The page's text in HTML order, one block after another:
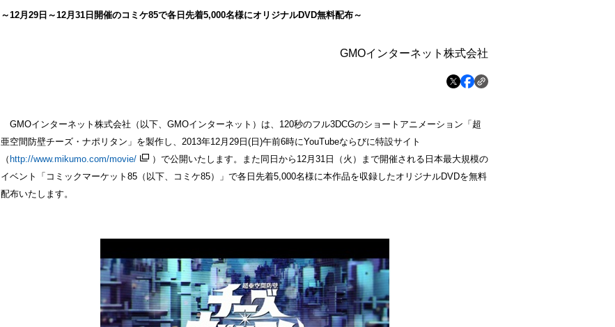
～12月29日～12月31日開催のコミケ85で各日先着5,000名様にオリジナルDVD無料配布～
GMOインターネット株式会社
GMOインターネット株式会社（以下、GMOインターネット）は、120秒のフル3DCGのショートアニメーション「超
亜空間防壁チーズ・ナポリタン」を製作し、2013年12月29日(日)午前6時にYouTubeならびに特設サイト
（ http://www.mikumo.com/movie/
）で公開いたします。また同日から12月31日（火）まで開催される日本最大規模の
イベント「コミックマーケット85（以下、コミケ85）」で各日先着5,000名様に本作品を収録したオリジナルDVDを無料
配布いたします。